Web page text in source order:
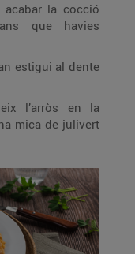
la cocció
que havies
estigui al dente
l’arròs en la
mica de julivert